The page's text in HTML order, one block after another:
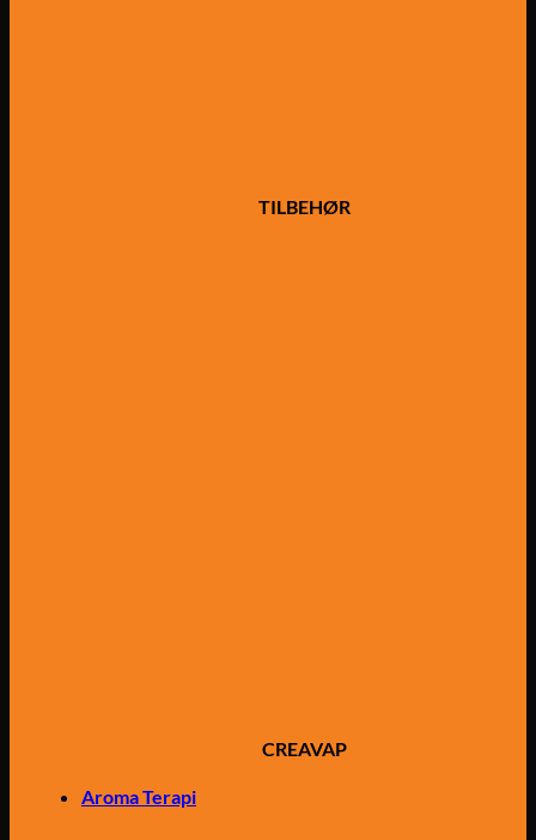
TILBEHØR
CREAVAP
Aroma Terapi